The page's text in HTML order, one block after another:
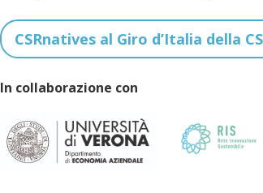
CSRnatives al Giro d’Italia della
In collaborazione con